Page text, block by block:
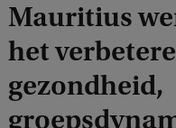
Mauritius
het
gezondheid,